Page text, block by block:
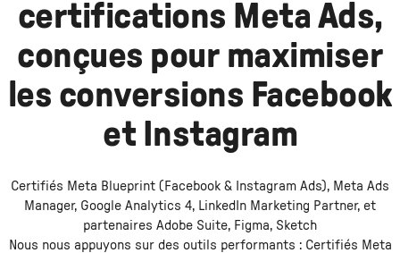
certifications Meta Ads,
conçues pour maximiser
les conversions Facebook
et Instagram
Certifiés Meta Blueprint (Facebook & Instagram Ads), Meta Ads
Manager, Google Analytics 4, LinkedIn Marketing Partner, et
partenaires Adobe Suite, Figma, Sketch
Nous nous appuyons sur des outils performants : Certifiés Meta